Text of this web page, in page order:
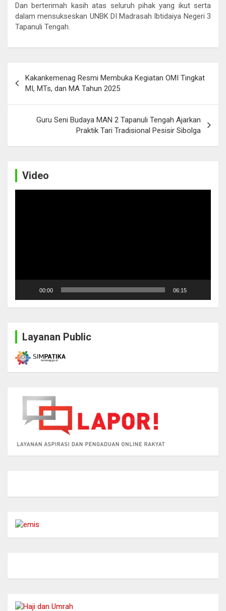
Dan berterimah kasih atas seluruh pihak yang ikut serta
dalam mensukseskan UNBK DI Madrasah Ibtidaiya Negeri 3
Tapanuli Tengah.
navigation
Kakankemenag Resmi Membuka Kegiatan OMI Tingkat
MI, MTs, dan MA Tahun 2025
Guru Seni Budaya MAN 2 Tapanuli Tengah Ajarkan
Praktik Tari Tradisional Pesisir Sibolga
Video
00:00 06:15
Layanan Public